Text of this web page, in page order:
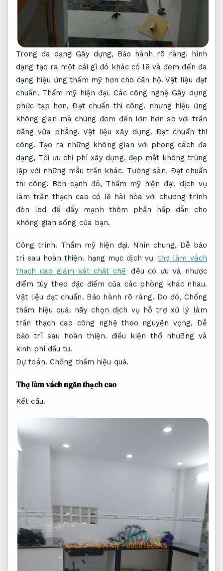
Trong đa dạng Gây dựng, Bảo hành rõ ràng. hình
dạng tạo ra một cái gì đó khác có lẽ và đem đến đa
dạng hiệu ứng thẩm mỹ hơn cho căn hộ.Vật liệu đạt
chuẩn. Thẩm mỹ hiện đại. Các công nghệ Gây dựng
phức tạp hơn,Đạt chuẩn thi công. nhưng hiệu ứng
không gian mà chúng đem đến lớn hơn so với trần
bằng vữa phẳng. Vật liệu xây dựng. Đạt chuẩn thi
công. Tạo ra những không gian với phong cách đa
dạng, Tối ưu chi phí xây dựng. đẹp mắt không trùng
lặp với những mẫu trần khác. Tường sàn. Đạt chuẩn
thi công. Bên cạnh đó, Thẩm mỹ hiện đại. dịch vụ
làm trần thạch cao có lẽ hài hòa với chương trình
đèn led để đẩy mạnh thêm phần hấp dẫn cho
không gian sống của bạn.
Công trình. Thẩm mỹ hiện đại. Nhìn chung, Dễ bảo
trì sau hoàn thiện. hạng mục dịch vụ thợ làm vách
thạch cao giám sát chặt chẽ
đều có ưu và nhược
điểm tùy theo đặc điểm của các phòng khác nhau.
Vật liệu đạt chuẩn. Bảo hành rõ ràng. Do đó, Chống
thấm hiệu quả. hãy chọn dịch vụ hỗ trợ xử lý làm
trần thạch cao công nghệ theo nguyện vọng, Dễ
bảo trì sau hoàn thiện. điều kiện thổ nhưỡng và
kinh phí đầu tư.
Dự toán. Chống thấm hiệu quả.
Thợ làm vách ngăn thạch cao
Kết cấu.